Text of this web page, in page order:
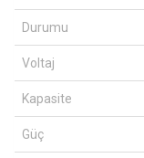
Durumu
Voltaj
Kapasite
Güç